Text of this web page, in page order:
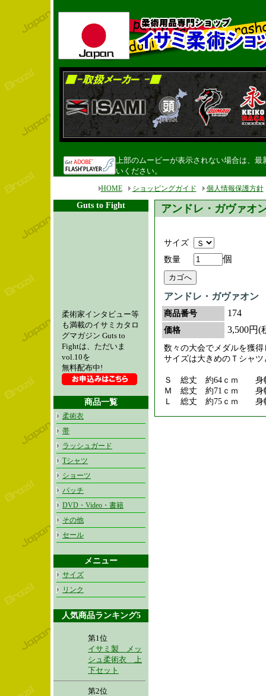
上部のムービーが表示されない場合は、最
いください。
HOME ショッピングガイド 個人情報保護方針
Guts to Fight
柔術家インタビュー等
も満載のイサミカタロ
グマガジン Guts to
Fightは、ただいま
vol.10を
無料配布中!
商品一覧
柔術衣
帯
ラッシュガード
Tシャツ
ショーツ
パッチ
DVD・Video・書籍
その他
セール
メニュー
サイズ
リンク
人気商品ランキング5
第1位
イサミ製 メッ
シュ柔術衣 上
下セット
第2位
アンドレ・ガヴァ
サイズ
数量
個
アンドレ・ガヴァオ
商品番号 174
価格 3,500円(
数々の大会でメダルを獲
サイズは大きめのＴシャ
Ｓ 総丈 約64ｃｍ 身
Ｍ 総丈 約71ｃｍ 身
Ｌ 総丈 約75ｃｍ 身